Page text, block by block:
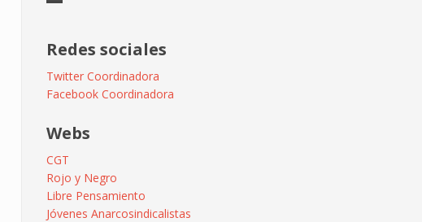
Redes sociales
Twitter Coordinadora
Facebook Coordinadora
Webs
CGT
Rojo y Negro
Libre Pensamiento
Jóvenes Anarcosindicalistas